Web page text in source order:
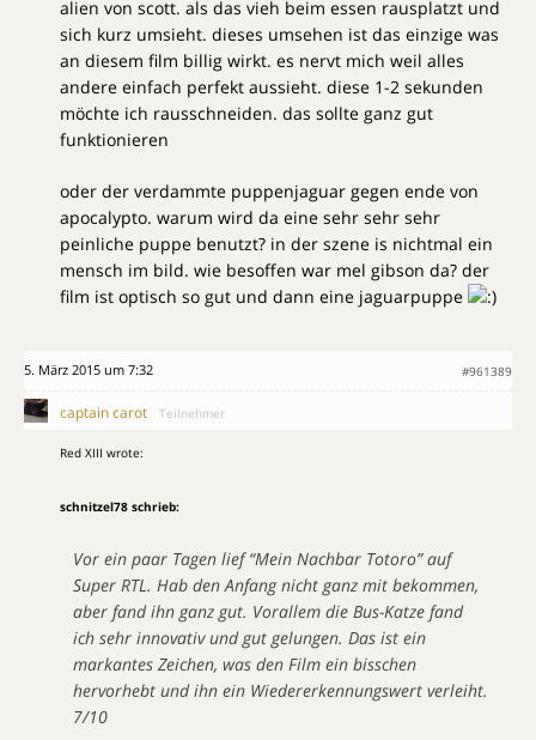
alien von scott. als das vieh beim essen rausplatzt und
sich kurz umsieht. dieses umsehen ist das einzige was
an diesem film billig wirkt. es nervt mich weil alles
andere einfach perfekt aussieht. diese 1-2 sekunden
möchte ich rausschneiden. das sollte ganz gut
funktionieren
oder der verdammte puppenjaguar gegen ende von
apocalypto. warum wird da eine sehr sehr sehr
peinliche puppe benutzt? in der szene is nichtmal ein
mensch im bild. wie besoffen war mel gibson da? der
film ist optisch so gut und dann eine jaguarpuppe
5. März 2015 um 7:32 #961389
captain carot Teilnehmer
Red XIII wrote:
schnitzel78 schrieb:
Vor ein paar Tagen lief “Mein Nachbar Totoro” auf
Super RTL. Hab den Anfang nicht ganz mit bekommen,
aber fand ihn ganz gut. Vorallem die Bus-Katze fand
ich sehr innovativ und gut gelungen. Das ist ein
markantes Zeichen, was den Film ein bisschen
hervorhebt und ihn ein Wiedererkennungswert verleiht.
7/10